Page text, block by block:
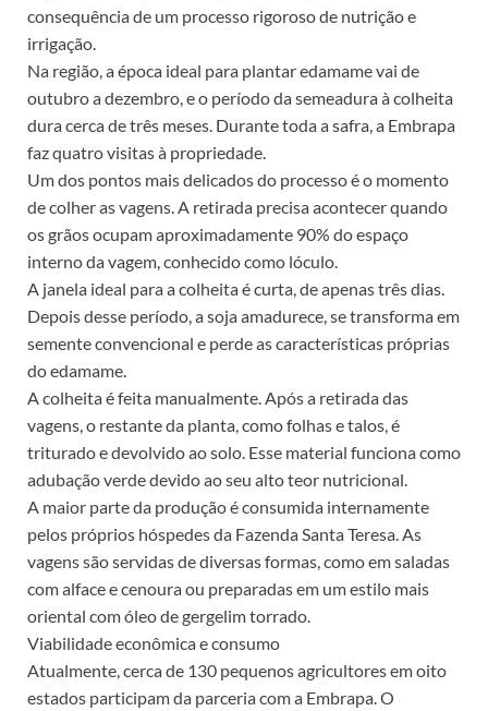
consequência de um processo rigoroso de nutrição e
irrigação.
Na região, a época ideal para plantar edamame vai de
outubro a dezembro, e o período da semeadura à colheita
dura cerca de três meses. Durante toda a safra, a Embrapa
faz quatro visitas à propriedade.
Um dos pontos mais delicados do processo é o momento
de colher as vagens. A retirada precisa acontecer quando
os grãos ocupam aproximadamente 90% do espaço
interno da vagem, conhecido como lóculo.
A janela ideal para a colheita é curta, de apenas três dias.
Depois desse período, a soja amadurece, se transforma em
semente convencional e perde as características próprias
do edamame.
A colheita é feita manualmente. Após a retirada das
vagens, o restante da planta, como folhas e talos, é
triturado e devolvido ao solo. Esse material funciona como
adubação verde devido ao seu alto teor nutricional.
A maior parte da produção é consumida internamente
pelos próprios hóspedes da Fazenda Santa Teresa. As
vagens são servidas de diversas formas, como em saladas
com alface e cenoura ou preparadas em um estilo mais
oriental com óleo de gergelim torrado.
Viabilidade econômica e consumo
Atualmente, cerca de 130 pequenos agricultores em oito
estados participam da parceria com a Embrapa. O